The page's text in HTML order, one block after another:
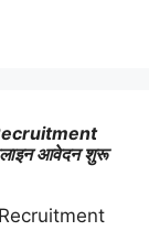
आवेदन शुरू